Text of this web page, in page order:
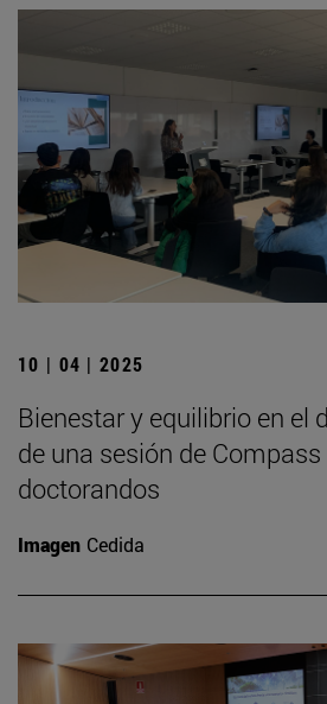
10 | 04 | 2025
Bienestar y equilibrio en el
de una sesión de Compass
doctorandos
Imagen Cedida